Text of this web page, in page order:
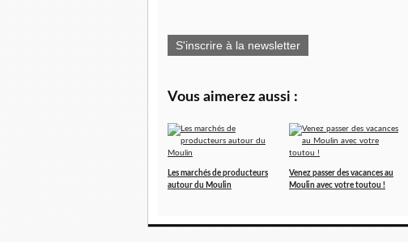
S'inscrire à la newsletter
Vous aimerez aussi :
Les marchés de producteurs
autour du Moulin
Venez passer des vacances au
Moulin avec votre toutou !